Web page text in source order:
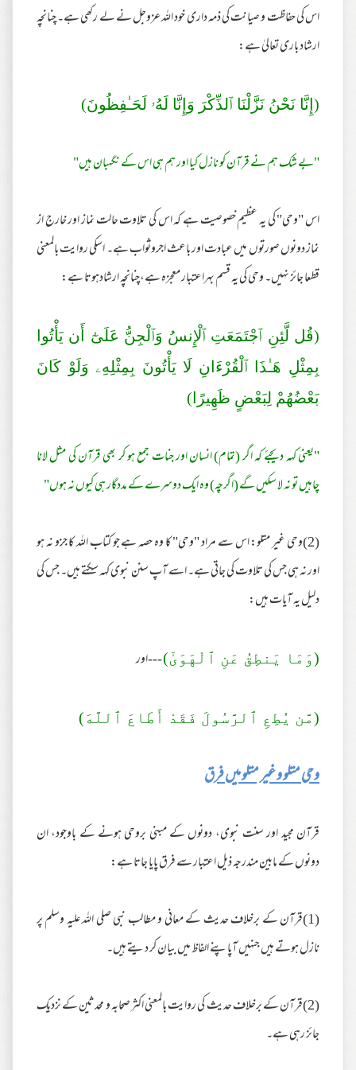
اس کی حفاظت و صیانت کی ذمہ داری خود اللہ عزوجل نے لے رکھی ہے۔ چنانچہ
ارشاد باری تعالیٰ ہے:
(إِنَّا نَحْنُ نَزَّلْنَا ٱلذِّكْرَ‌ وَإِنَّا لَهُۥ لَحَـٰفِظُونَ)
"بے شک ہم نے قرآن کو نازل کیا اور ہم ہی اس کے نگہبان ہیں"
اس "وحی" کی یہ عظیم خصوصیت ہے کہ اس کی تلاوت حالت نماز اور خارج از
نماز دونوں صورتوں میں عبادت اور باعث اجروثواب ہے۔ اسکی روایت بالمعنی
قطعا جائز نہیں۔ وحی کی یہ قسم بہراعتبار معجزہ ہے،چنانچہ ارشادہوتا ہے:
(قُل لَّئِنِ ٱجْتَمَعَتِ ٱلْإِنسُ وَٱلْجِنُّ عَلَىٰٓ أَن يَأْتُوا
بِمِثْلِ هَـٰذَا ٱلْقُرْ‌ءَانِ لَا يَأْتُونَ بِمِثْلِهِۦ وَلَوْ كَانَ
بَعْضُهُمْ لِبَعْضٍ ظَهِيرً‌ا)
"یعنی کہہ دیجئے کہ اگر (تمام) انسان اور جنات جمع ہو کر بھی قرآن کی مثل لانا
چاہیں تو نہ لا سکیں گے (اگرچہ) وہ ایک دوسرے کے مددگار ہی کیوں نہ ہوں"
(2)وحی غیر متلو: اس سے مراد "وحی" کا وہ حصہ ہے جو کتاب اللہ کا جزو نہ ہو
اور نہ ہی جس کی تلاوت کی جاتی ہے۔ اسے آپ سنن نبوی کہہ سکتے ہیں۔ جس کی
دلیل یہ آیات ہیں:
(وَمَا يَنطِقُ عَنِ ٱلْهَوَىٰٓ)---اور
(مَّن يُطِعِ ٱلرَّ‌سُولَ فَقَدْ أَطَاعَ ٱللَّهَ)
وحی متلو و غیر متلو میں فرق
قرآن مجید اور سنت نبوی، دونوں کے مبنی بروحی ہونے کے باوجود، ان
دونوں کے مابین مندرجہ ذیل اعتبار سے فرق پایا جاتا ہے:
(1)قرآن کے برخلاف حدیث کے معانی و مطالب نبی صلی اللہ علیہ وسلم پر
نازل ہوتے ہیں جنہیں آپاپنے الفاظ میں بیان کر دیتے ہیں۔
(2)قرآن کے برخلاف حدیث کی روایت بالمعنی اکثر صحابہ و محدثین کے نزدیک
جائز رہی ہے۔